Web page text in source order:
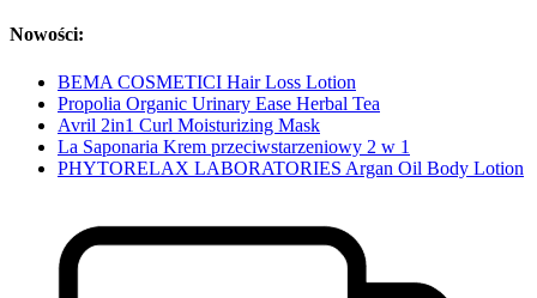
Nowości:
BEMA COSMETICI Hair Loss Lotion
Propolia Organic Urinary Ease Herbal Tea
Avril 2in1 Curl Moisturizing Mask
La Saponaria Krem przeciwstarzeniowy 2 w 1
PHYTORELAX LABORATORIES Argan Oil Body Lotion